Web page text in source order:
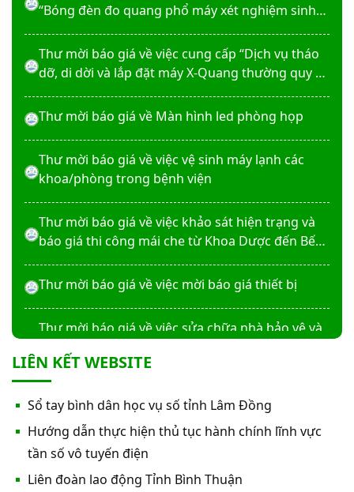
“Bóng đèn đo quang phổ máy xét nghiệm sinh
Thư mời báo giá về việc cung cấp “Dịch vụ tháo
dỡ, di dời và lắp đặt máy X-Quang thường quy và
Thư mời báo giá về Màn hình led phòng họp
Thư mời báo giá về việc vệ sinh máy lạnh các
khoa/phòng trong bệnh viện
Thư mời báo giá về việc khảo sát hiện trạng và
báo giá thi công mái che từ Khoa Dược đến Bếp
Thư mời báo giá về việc mời báo giá thiết bị
Thư mời báo giá về việc sửa chữa nhà bảo vệ và
phẵng
Thư mời báo giá về việc In bìa hồ sơ bệnh án, Sổ
y bạ năm 2026
LIÊN KẾT WEBSITE
Sổ tay bình dân học vụ số tỉnh Lâm Đồng
Hướng dẫn thực hiện thủ tục hành chính lĩnh vực
tần số vô tuyến điện
Liên đoàn lao động Tỉnh Bình Thuận